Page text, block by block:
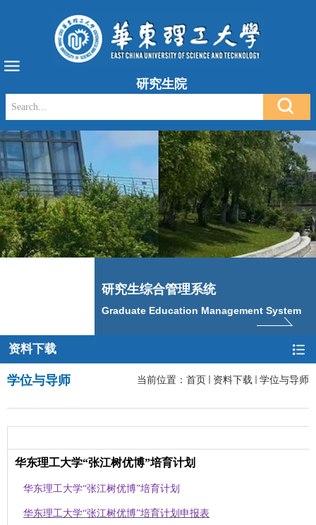
研究生院
研究生综合管理系统
Graduate Education Management System
资料下载
当前位置： 首页 资料下载 学位与导师
学位与导师
华东理工大学“张江树优博”培育计划
华东理工大学“张江树优博”培育计划
华东理工大学“张江树优博”培育计划申报表